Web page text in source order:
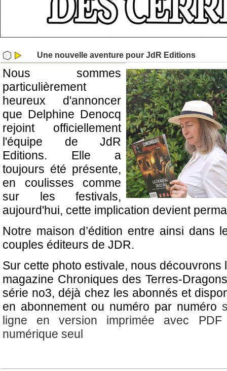
Une nouvelle aventure pour JdR Editions
Nous sommes
particulièrement
heureux d'annoncer
que Delphine Denocq
rejoint officiellement
l'équipe de JdR
Editions. Elle a
toujours été présente,
en coulisses comme
sur les festivals,
aujourd'hui, cette implication devient
Notre maison d’édition entre ainsi dans
couples éditeurs de JDR.
Sur cette photo estivale, nous découvrons
magazine Chroniques des Terres-
série no3, déjà chez les abonnés et
en abonnement ou numéro par numéro
ligne en version imprimée avec
numérique seul